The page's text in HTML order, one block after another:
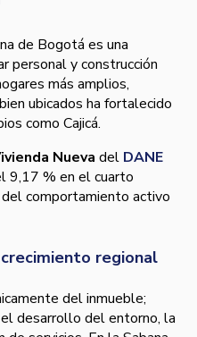
de Bogotá es una
personal y construcción
más amplios,
ubicados ha fortalecido
como Cajicá.
Nueva del DANE
9,17 % en el cuarto
comportamiento activo
regional
del inmueble;
desarrollo del entorno, la